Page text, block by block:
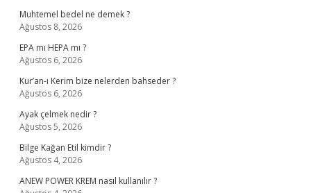
Muhtemel bedel ne demek ?
Ağustos 8, 2026
EPA mı HEPA mı ?
Ağustos 6, 2026
Kur’an-ı Kerim bize nelerden bahseder ?
Ağustos 6, 2026
Ayak çelmek nedir ?
Ağustos 5, 2026
Bilge Kağan Etil kimdir ?
Ağustos 4, 2026
ANEW POWER KREM nasıl kullanılır ?